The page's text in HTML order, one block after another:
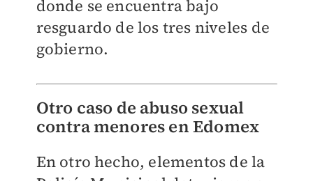
donde se encuentra bajo
resguardo de los tres niveles de
gobierno.
Otro caso de abuso sexual
contra menores en Edomex
En otro hecho, elementos de la